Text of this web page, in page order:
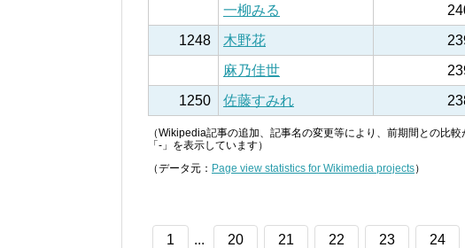
一柳みる
1248
木野花
麻乃佳世
1250
佐藤すみれ
（Wikipedia記事の追加、記事名の変更等により、前期間との比
「-」を表示しています）
（データ元： Page view statistics for Wikimedia projects）
1 ... 20 21 22 23 24